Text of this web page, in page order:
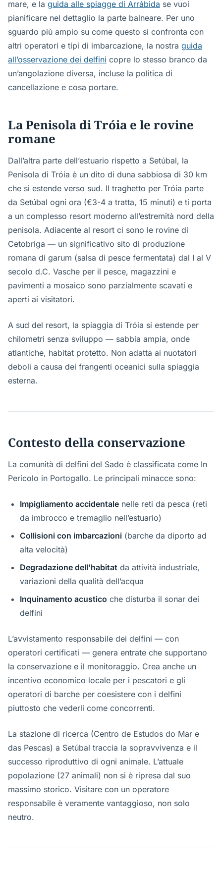
mare, e la guida alle spiagge di Arrábida se vuoi
pianificare nel dettaglio la parte balneare. Per uno
sguardo più ampio su come questo si confronta con
altri operatori e tipi di imbarcazione, la nostra guida
all’osservazione dei delfini copre lo stesso branco da
un’angolazione diversa, incluse la politica di
cancellazione e cosa portare.
La Penisola di Tróia e le rovine
romane
Dall’altra parte dell’estuario rispetto a Setúbal, la
Penisola di Tróia è un dito di duna sabbiosa di 30 km
che si estende verso sud. Il traghetto per Tróia parte
da Setúbal ogni ora (€3-4 a tratta, 15 minuti) e ti porta
a un complesso resort moderno all’estremità nord della
penisola. Adiacente al resort ci sono le rovine di
Cetobriga — un significativo sito di produzione
romana di garum (salsa di pesce fermentata) dal I al V
secolo d.C. Vasche per il pesce, magazzini e
pavimenti a mosaico sono parzialmente scavati e
aperti ai visitatori.
A sud del resort, la spiaggia di Tróia si estende per
chilometri senza sviluppo — sabbia ampia, onde
atlantiche, habitat protetto. Non adatta ai nuotatori
deboli a causa dei frangenti oceanici sulla spiaggia
esterna.
Contesto della conservazione
La comunità di delfini del Sado è classificata come In
Pericolo in Portogallo. Le principali minacce sono:
Impigliamento accidentale nelle reti da pesca (reti
da imbrocco e tremaglio nell’estuario)
Collisioni con imbarcazioni (barche da diporto ad
alta velocità)
Degradazione dell’habitat da attività industriale,
variazioni della qualità dell’acqua
Inquinamento acustico che disturba il sonar dei
delfini
L’avvistamento responsabile dei delfini — con
operatori certificati — genera entrate che supportano
la conservazione e il monitoraggio. Crea anche un
incentivo economico locale per i pescatori e gli
operatori di barche per coesistere con i delfini
piuttosto che vederli come concorrenti.
La stazione di ricerca (Centro de Estudos do Mar e
das Pescas) a Setúbal traccia la sopravvivenza e il
successo riproduttivo di ogni animale. L’attuale
popolazione (27 animali) non si è ripresa dal suo
massimo storico. Visitare con un operatore
responsabile è veramente vantaggioso, non solo
neutro.